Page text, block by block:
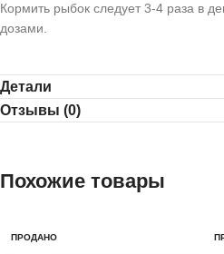
Кормить рыбок следует 3-4 раза в
дозами.
Детали
Отзывы (0)
Похожие товары
ПРОДАНО